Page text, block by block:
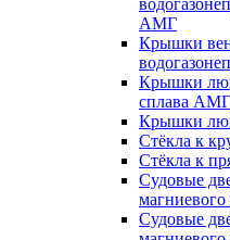
АМГ
Крышки
Крышки
сплава АМГ
Крышки
Стёкла к
Стёкла к
Судовые
Судовые